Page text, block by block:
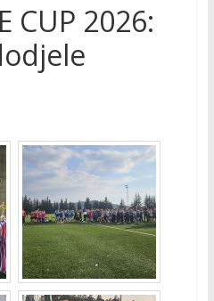
CUP 2026: